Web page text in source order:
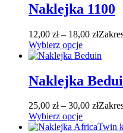
Naklejka 1100
12,00 zł – 18,00 zł
Wybierz opcje
Naklejka
25,00 zł – 30,00 zł
Wybierz opcje